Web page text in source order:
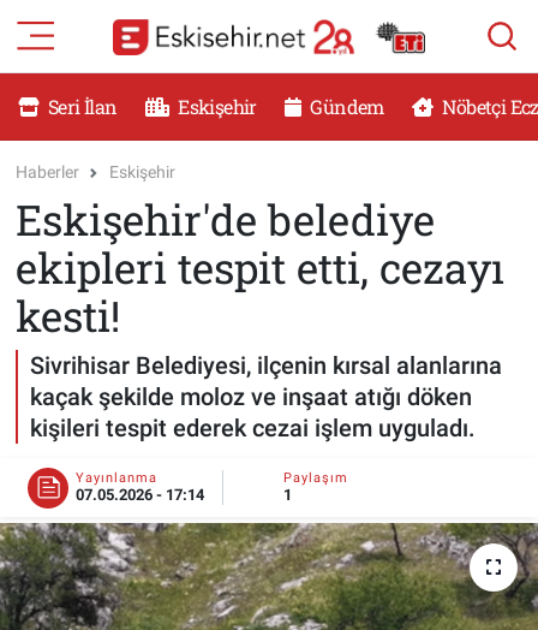
Seri İlan Eskişehir Gündem Nöbetçi
Haberler Eskişehir
Eskişehir'de belediye
ekipleri tespit etti, cezayı
kesti!
Sivrihisar Belediyesi, ilçenin kırsal alanlarına
kaçak şekilde moloz ve inşaat atığı döken
kişileri tespit ederek cezai işlem uyguladı.
Yayınlanma
07.05.2026 - 17:14
Paylaşım
1
RESMİ İLANLAR
DÜNYA
SAĞLIK
MAGAZİN
KADIN
YEMEK
ESKİŞEHİR NÖBETÇİ ECZANELER
Eskişehir Nöbetçi Eczaneler
Eskişehir Namaz Vakitleri
Eskişehir Trafik Yoğunluk Haritası
Süper Lig Puan Durumu ve Fikstür
Tüm Manşetler
Haber Arşivi